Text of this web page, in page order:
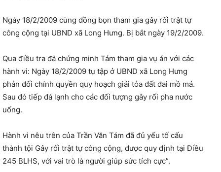
Ngày 18/2/2009 cùng đồng bọn tham gia gây rối trật tự
công cộng tại UBND xã Long Hưng. Bị bắt ngày 19/2/2009.
Qua điều tra đã chứng minh Tám tham gia vụ án với các
hành vi: Ngày 18/2/2009 tụ tập ở UBND xã Long Hưng
phản đối chính quyền quy hoạch giải tỏa đất đai mồ mả.
Sau đó tiếp đá lạnh cho các đối tượng gây rối pha nước
uống.
Hành vi nêu trên của Trần Văn Tám đã đủ yếu tố cấu
thành tội Gây rối trật tự công cộng, được quy định tại Điều
245 BLHS, với vai trò là người giúp sức tích cực”.